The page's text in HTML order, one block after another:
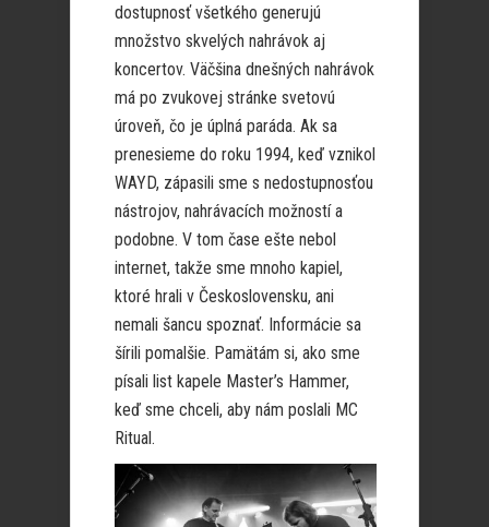
dostupnosť všetkého generujú
množstvo skvelých nahrávok aj
koncertov. Väčšina dnešných nahrávok
má po zvukovej stránke svetovú
úroveň, čo je úplná paráda. Ak sa
prenesieme do roku 1994, keď vznikol
WAYD, zápasili sme s nedostupnosťou
nástrojov, nahrávacích možností a
podobne. V tom čase ešte nebol
internet, takže sme mnoho kapiel,
ktoré hrali v Československu, ani
nemali šancu spoznať. Informácie sa
šírili pomalšie. Pamätám si, ako sme
písali list kapele Master’s Hammer,
keď sme chceli, aby nám poslali MC
Ritual.